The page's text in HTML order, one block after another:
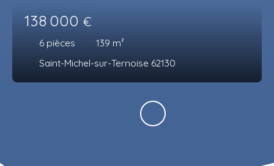
138 000 €
6 pièces 139 m²
Saint-Michel-sur-Ternoise 62130